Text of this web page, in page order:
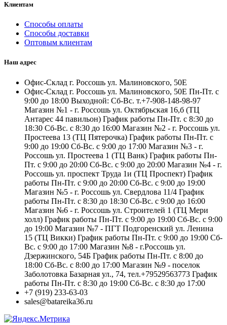
Клиентам
Способы оплаты
Способы доставки
Оптовым клиентам
Наш адрес
Офис-Склад г. Россошь ул. Малиновского, 50Е
Офис-Склад г. Россошь ул. Малиновского, 50Е Пн-Пт. с
9:00 до 18:00 Выходной: Сб-Вс. т.+7-908-148-98-97
Магазин №1 - г. Россошь ул. Октябрьская 16,б (ТЦ
Антарес 44 павильон) График работы Пн-Пт. с 8:30 до
18:30 Сб-Вс. с 8:30 до 16:00 Магазин №2 - г. Россошь ул.
Простеева 13 (ТЦ Пятерочка) График работы Пн-Пт. с
9:00 до 19:00 Сб-Вс. с 9:00 до 17:00 Магазин №3 - г.
Россошь ул. Простеева 1 (ТЦ Ванк) График работы Пн-
Пт. с 9:00 до 20:00 Сб-Вс. с 9:00 до 20:00 Магазин №4 - г.
Россошь ул. проспект Труда 1и (ТЦ Проспект) График
работы Пн-Пт. с 9:00 до 20:00 Сб-Вс. с 9:00 до 19:00
Магазин №5 - г. Россошь ул. Свердлова 11/4 График
работы Пн-Пт. с 8:30 до 18:30 Сб-Вс. с 9:00 до 16:00
Магазин №6 - г. Россошь ул. Строителей 1 (ТЦ Мери
холл) График работы Пн-Пт. с 9:00 до 19:00 Сб-Вс. с 9:00
до 19:00 Магазин №7 - ПГТ Подгоренский ул. Ленина
15 (ТЦ Викки) График работы Пн-Пт. с 9:00 до 19:00 Сб-
Вс. с 9:00 до 17:00 Магазин №8 - г.Россошь ул.
Дзержинского, 54Б График работы Пн-Пт. с 8:00 до
18:00 Сб-Вс. с 8:00 до 17:00 Магазин №9 - поселок
Заболотовка Базарная ул., 74, тел.+79529563773 График
работы Пн-Пт. с 8:30 до 19:00 Сб-Вс. с 8:30 до 17:00
+7 (919) 233-63-03
sales@batareika36.ru